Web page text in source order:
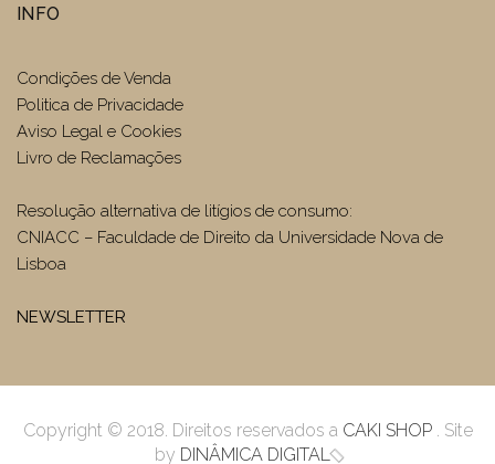
INFO
Condições de Venda
Politica de Privacidade
Aviso Legal e Cookies
Livro de Reclamações
Resolução alternativa de litígios de consumo:
CNIACC – Faculdade de Direito da Universidade Nova de
Lisboa
NEWSLETTER
Copyright © 2018. Direitos reservados a CAKI SHOP. Site
by DINÂMICA DIGITAL